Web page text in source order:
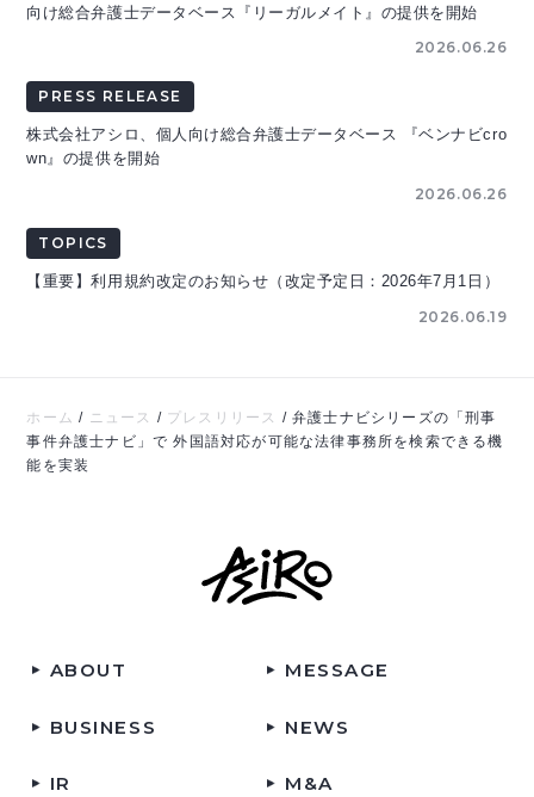
向け総合弁護士データベース『リーガルメイト』の提供を開始
2026.06.26
PRESS RELEASE
株式会社アシロ、個人向け総合弁護士データベース 『ベンナビcro
wn』の提供を開始
2026.06.26
TOPICS
【重要】利用規約改定のお知らせ（改定予定日：2026年7月1日）
2026.06.19
ホーム / ニュース / プレスリリース /弁護士ナビシリーズの「刑事
事件弁護士ナビ」で 外国語対応が可能な法律事務所を検索できる機
能を実装
ABOUT MESSAGE
BUSINESS NEWS
IR M&A